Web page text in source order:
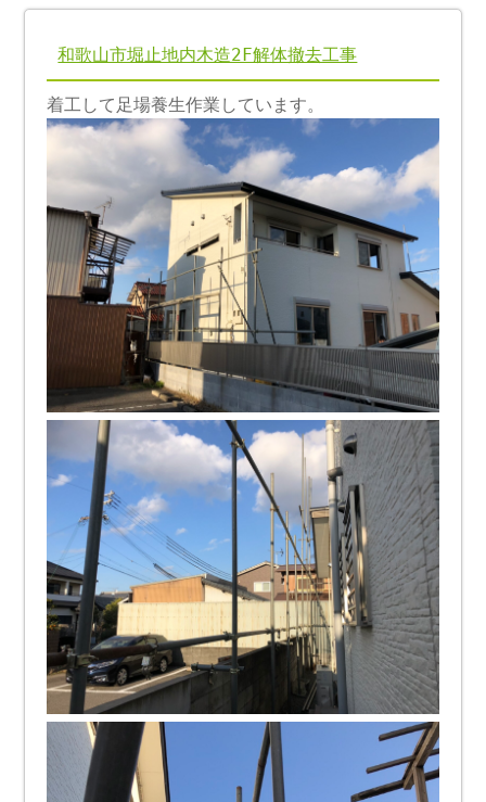
和歌山市堀止地内木造2F解体撤去工事
着工して足場養生作業しています。